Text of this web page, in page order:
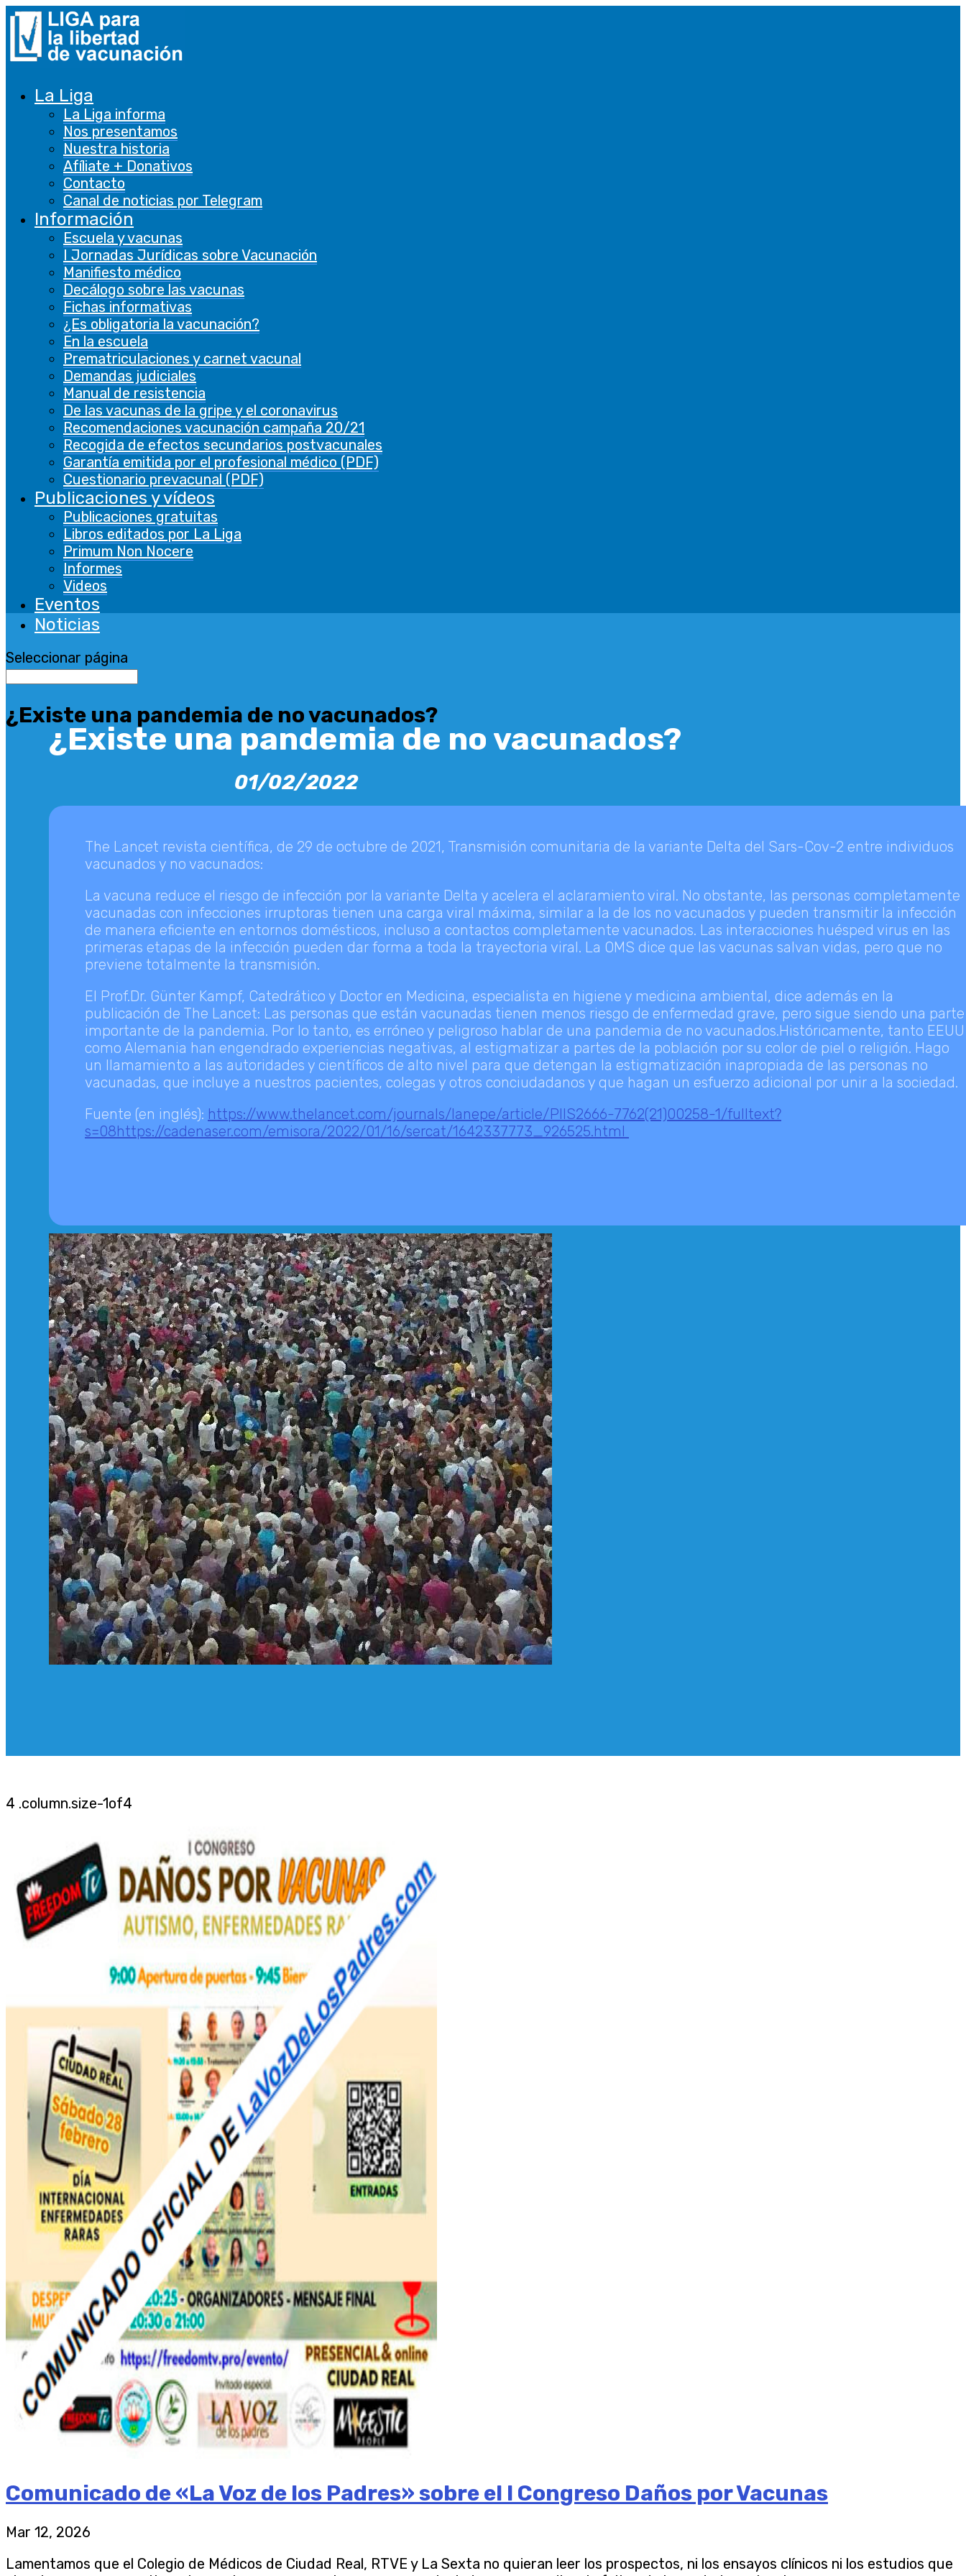
La Liga
La Liga informa
Nos presentamos
Nuestra historia
Afíliate + Donativos
Contacto
Canal de noticias por Telegram
Información
Escuela y vacunas
I Jornadas Jurídicas sobre Vacunación
Manifiesto médico
Decálogo sobre las vacunas
Fichas informativas
¿Es obligatoria la vacunación?
En la escuela
Prematriculaciones y carnet vacunal
Demandas judiciales
Manual de resistencia
De las vacunas de la gripe y el coronavirus
Recomendaciones vacunación campaña 20/21
Recogida de efectos secundarios postvacunales
Garantía emitida por el profesional médico (PDF)
Cuestionario prevacunal (PDF)
Publicaciones y vídeos
Publicaciones gratuitas
Libros editados por La Liga
Primum Non Nocere
Informes
Videos
Eventos
Noticias
Seleccionar página
¿Existe una pandemia de no vacunados?
¿Existe una pandemia de no vacunados?
01/02/2022
The Lancet revista científica, de 29 de octubre de 2021, Transmisión comunitaria de la variante Delta del Sars-Cov-2 entre individuos
vacunados y no vacunados:
La vacuna reduce el riesgo de infección por la variante Delta y acelera el aclaramiento viral. No obstante, las personas completamente
vacunadas con infecciones irruptoras tienen una carga viral máxima, similar a la de los no vacunados y pueden transmitir la infección
de manera eficiente en entornos domésticos, incluso a contactos completamente vacunados. Las interacciones huésped virus en las
primeras etapas de la infección pueden dar forma a toda la trayectoria viral. La OMS dice que las vacunas salvan vidas, pero que no
previene totalmente la transmisión.
El Prof.Dr. Günter Kampf, Catedrático y Doctor en Medicina, especialista en higiene y medicina ambiental, dice además en la
publicación de The Lancet: Las personas que están vacunadas tienen menos riesgo de enfermedad grave, pero sigue siendo una parte
importante de la pandemia. Por lo tanto, es erróneo y peligroso hablar de una pandemia de no vacunados.Históricamente, tanto EEUU
como Alemania han engendrado experiencias negativas, al estigmatizar a partes de la población por su color de piel o religión. Hago
un llamamiento a las autoridades y científicos de alto nivel para que detengan la estigmatización inapropiada de las personas no
vacunadas, que incluye a nuestros pacientes, colegas y otros conciudadanos y que hagan un esfuerzo adicional por unir a la sociedad.
Fuente (en inglés): https://www.thelancet.com/journals/lanepe/article/PIIS2666-7762(21)00258-1/fulltext?
s=08https://cadenaser.com/emisora/2022/01/16/sercat/1642337773_926525.html
Comunicado de «La Voz de los Padres» sobre el I Congreso Daños por Vacunas
Mar 12, 2026
Lamentamos que el Colegio de Médicos de Ciudad Real, RTVE y La Sexta no quieran leer los prospectos, ni los ensayos clínicos ni los estudios que